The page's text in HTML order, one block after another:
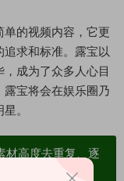
的视频内容，它更
求和标准。露宝以
成为了众多人心目
宝将会在娱乐圈乃
。
材高度去重复、逐